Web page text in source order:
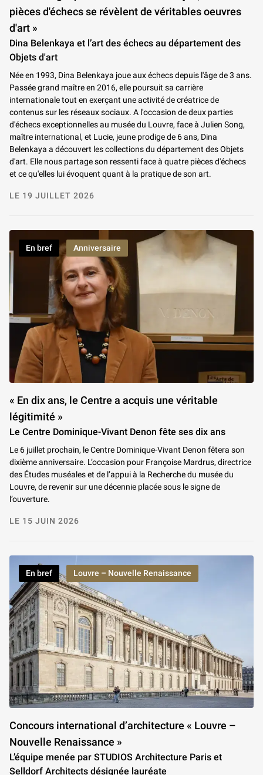
pièces d'échecs se révèlent de véritables oeuvres
d'art »
Dina Belenkaya et l’art des échecs au département des
Objets d'art
Née en 1993, Dina Belenkaya joue aux échecs depuis l'âge de 3 ans.
Passée grand maître en 2016, elle poursuit sa carrière
internationale tout en exerçant une activité de créatrice de
contenus sur les réseaux sociaux. A l'occasion de deux parties
d'échecs exceptionnelles au musée du Louvre, face à Julien Song,
maître international, et Lucie, jeune prodige de 6 ans, Dina
Belenkaya a découvert les collections du département des Objets
d'art. Elle nous partage son ressenti face à quatre pièces d'échecs
et ce qu'elles lui évoquent quant à la pratique de son art.
LE 19 JUILLET 2026
« En dix ans, le Centre a acquis une véritable
légitimité »
Le Centre Dominique-Vivant Denon fête ses dix ans
Le 6 juillet prochain, le Centre Dominique-Vivant Denon fêtera son
dixième anniversaire. L’occasion pour Françoise Mardrus, directrice
des Études muséales et de l’appui à la Recherche du musée du
Louvre, de revenir sur une décennie placée sous le signe de
l’ouverture.
LE 15 JUIN 2026
En bref Anniversaire
Concours international d’architecture « Louvre –
Nouvelle Renaissance »
L’équipe menée par STUDIOS Architecture Paris et
Selldorf Architects désignée lauréate
En bref Louvre – Nouvelle Renaissance